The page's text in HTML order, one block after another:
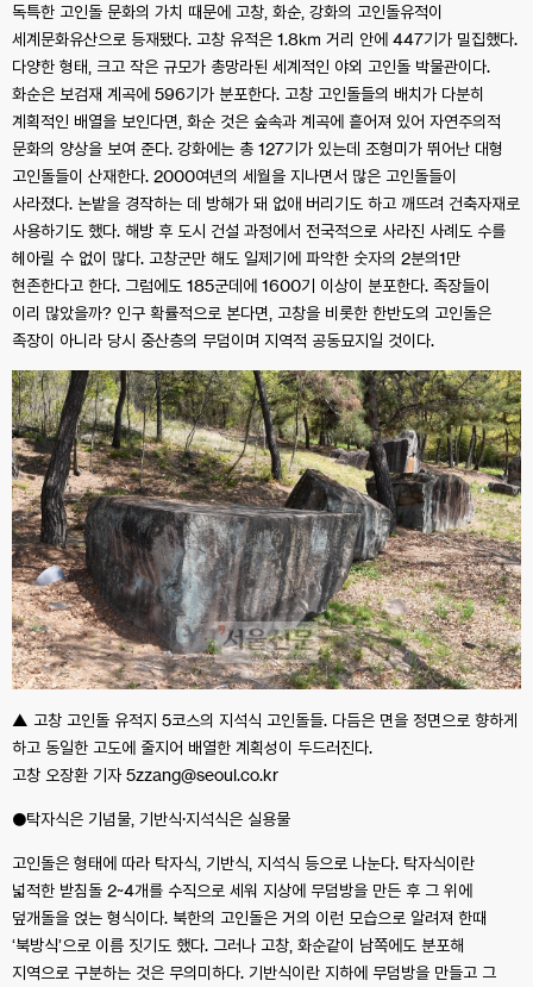
독특한 고인돌 문화의 가치 때문에 고창, 화순, 강화의 고인돌유적이
세계문화유산으로 등재됐다. 고창 유적은 1.8㎞ 거리 안에 447기가 밀집했다.
다양한 형태, 크고 작은 규모가 총망라된 세계적인 야외 고인돌 박물관이다.
화순은 보검재 계곡에 596기가 분포한다. 고창 고인돌들의 배치가 다분히
계획적인 배열을 보인다면, 화순 것은 숲속과 계곡에 흩어져 있어 자연주의적
문화의 양상을 보여 준다. 강화에는 총 127기가 있는데 조형미가 뛰어난 대형
고인돌들이 산재한다. 2000여년의 세월을 지나면서 많은 고인돌들이
사라졌다. 논밭을 경작하는 데 방해가 돼 없애 버리기도 하고 깨뜨려 건축자재로
사용하기도 했다. 해방 후 도시 건설 과정에서 전국적으로 사라진 사례도 수를
헤아릴 수 없이 많다. 고창군만 해도 일제기에 파악한 숫자의 2분의1만
현존한다고 한다. 그럼에도 185군데에 1600기 이상이 분포한다. 족장들이
이리 많았을까? 인구 확률적으로 본다면, 고창을 비롯한 한반도의 고인돌은
족장이 아니라 당시 중산층의 무덤이며 지역적 공동묘지일 것이다.
▲ 고창 고인돌 유적지 5코스의 지석식 고인돌들. 다듬은 면을 정면으로 향하게
하고 동일한 고도에 줄지어 배열한 계획성이 두드러진다.
고창 오장환 기자 5zzang@seoul.co.kr
●탁자식은 기념물, 기반식·지석식은 실용물
고인돌은 형태에 따라 탁자식, 기반식, 지석식 등으로 나눈다. 탁자식이란
넓적한 받침돌 2~4개를 수직으로 세워 지상에 무덤방을 만든 후 그 위에
덮개돌을 얹는 형식이다. 북한의 고인돌은 거의 이런 모습으로 알려져 한때
‘북방식’으로 이름 짓기도 했다. 그러나 고창, 화순같이 남쪽에도 분포해
지역으로 구분하는 것은 무의미하다. 기반식이란 지하에 무덤방을 만들고 그